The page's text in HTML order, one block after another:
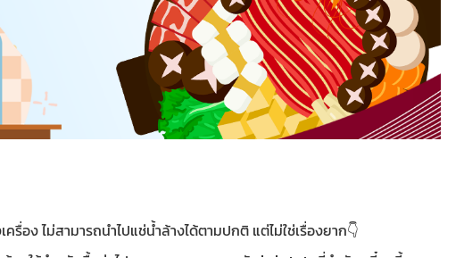
ไม่สามารถนำไปแช่น้ำล้างได้ตามปกติ แต่ไม่ใช่เรื่องยาก👇